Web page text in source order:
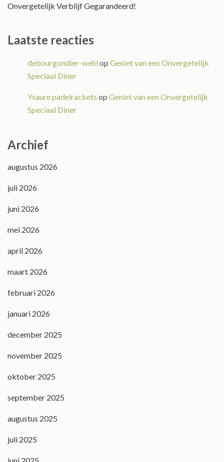
Onvergetelijk Verblijf Gegarandeerd!
Laatste reacties
debourgondier-wehl op Geniet van een Onvergetelijk
Speciaal Diner
Ysaure padelrackets op Geniet van een Onvergetelijk
Speciaal Diner
Archief
augustus 2026
juli 2026
juni 2026
mei 2026
april 2026
maart 2026
februari 2026
januari 2026
december 2025
november 2025
oktober 2025
september 2025
augustus 2025
juli 2025